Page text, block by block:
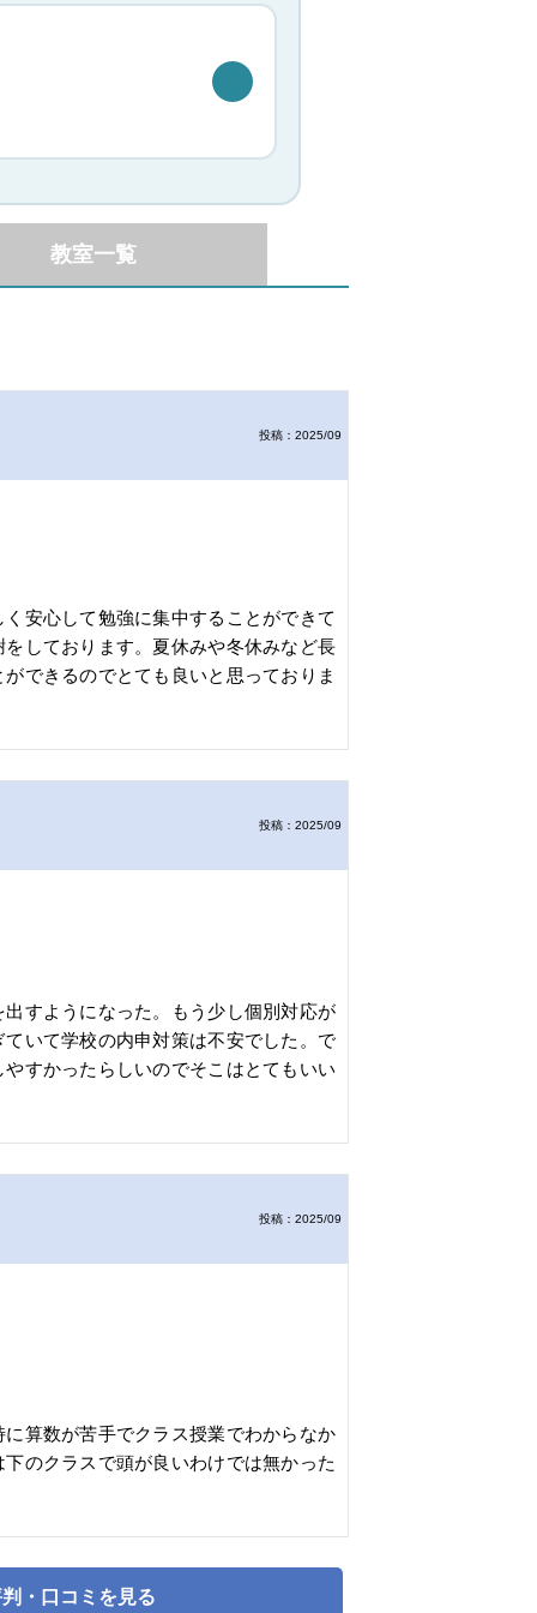
教室一覧
投稿：2025/09
安心して勉強に集中することができて
しております。夏休みや冬休みなど長
できるのでとても良いと思っておりま
投稿：2025/09
すようになった。もう少し個別対応が
いて学校の内申対策は不安でした。で
すかったらしいのでそこはとてもいい
投稿：2025/09
算数が苦手でクラス授業でわからなか
のクラスで頭が良いわけでは無かった
・口コミを見る